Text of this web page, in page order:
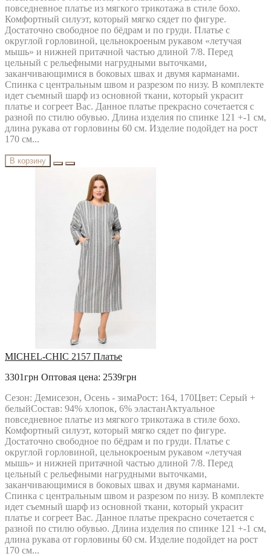
повседневное платье из мягкого трикотажа в стиле бохо.
Комфортный силуэт, который мягко сядет по фигуре.
Достаточно свободное по бёдрам и по груди. Платье с
округлой горловиной, цельнокроеным рукавом «летучая
мышь» и нижней притачной частью длиной 7/8. Перед
цельный с рельефными нагрудными выточками,
заканчивающимися в боковых швах и двумя карманами.
Спинка с центральным швом и разрезом по низу. В комплекте
идет съемный шарф из основной ткани, который украсит
платье и согреет Вас. Данное платье прекрасно сочетается с
разной по стилю обувью. Длина изделия по спинке 121 +-1 см,
длина рукава от горловины 60 см. Изделие подойдет на рост
170 см...
В корзину
MICHEL-CHIC 2157 Платье
3301грн Оптовая цена: 2539грн
Сезон: Демисезон, Осень - зимаРост: 164, 170Цвет: Cерый +
белыйСостав: 94% хлопок, 6% эластанАктуальное
повседневное платье из мягкого трикотажа в стиле бохо.
Комфортный силуэт, который мягко сядет по фигуре.
Достаточно свободное по бёдрам и по груди. Платье с
округлой горловиной, цельнокроеным рукавом «летучая
мышь» и нижней притачной частью длиной 7/8. Перед
цельный с рельефными нагрудными выточками,
заканчивающимися в боковых швах и двумя карманами.
Спинка с центральным швом и разрезом по низу. В комплекте
идет съемный шарф из основной ткани, который украсит
платье и согреет Вас. Данное платье прекрасно сочетается с
разной по стилю обувью. Длина изделия по спинке 121 +-1 см,
длина рукава от горловины 60 см. Изделие подойдет на рост
170 см...